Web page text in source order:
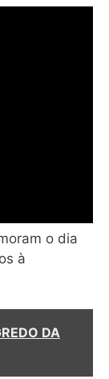
o dia
à
DA